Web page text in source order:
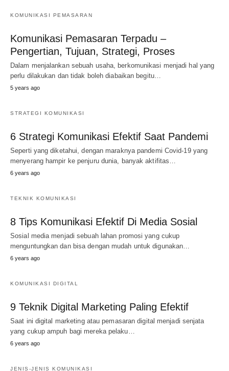
KOMUNIKASI PEMASARAN
Komunikasi Pemasaran Terpadu –
Pengertian, Tujuan, Strategi, Proses
Dalam menjalankan sebuah usaha, berkomunikasi menjadi hal yang
perlu dilakukan dan tidak boleh diabaikan begitu…
5 years ago
STRATEGI KOMUNIKASI
6 Strategi Komunikasi Efektif Saat Pandemi
Seperti yang diketahui, dengan maraknya pandemi Covid-19 yang
menyerang hampir ke penjuru dunia, banyak aktifitas…
6 years ago
TEKNIK KOMUNIKASI
8 Tips Komunikasi Efektif Di Media Sosial
Sosial media menjadi sebuah lahan promosi yang cukup
menguntungkan dan bisa dengan mudah untuk digunakan…
6 years ago
KOMUNIKASI DIGITAL
9 Teknik Digital Marketing Paling Efektif
Saat ini digital marketing atau pemasaran digital menjadi senjata
yang cukup ampuh bagi mereka pelaku…
6 years ago
JENIS-JENIS KOMUNIKASI